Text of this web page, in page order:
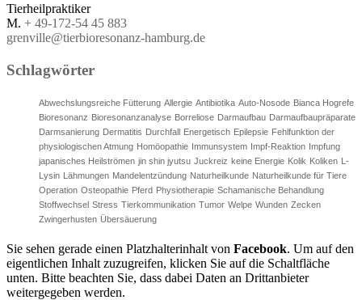
Tierheilpraktiker
M. + 49-172-54 45 883
grenville@tierbioresonanz-hamburg.de
Schlagwörter
Abwechslungsreiche Fütterung Allergie Antibiotika Auto-Nosode Bianca Hogrefe
Bioresonanz Bioresonanzanalyse Borreliose Darmaufbau Darmaufbaupräparate
Darmsanierung Dermatitis Durchfall Energetisch Epilepsie Fehlfunktion der
physiologischen Atmung Homöopathie Immunsystem Impf-Reaktion Impfung
japanisches Heilströmen jin shin jyutsu Juckreiz keine Energie Kolik Koliken L-
Lysin Lähmungen Mandelentzündung Naturheilkunde Naturheilkunde für Tiere
Operation Osteopathie Pferd Physiotherapie Schamanische Behandlung
Stoffwechsel Stress Tierkommunikation Tumor Welpe Wunden Zecken
Zwingerhusten Übersäuerung
Sie sehen gerade einen Platzhalterinhalt von Facebook. Um auf den
eigentlichen Inhalt zuzugreifen, klicken Sie auf die Schaltfläche
unten. Bitte beachten Sie, dass dabei Daten an Drittanbieter
weitergegeben werden.